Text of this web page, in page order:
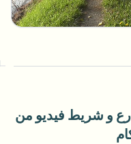
تبديل الوجه - فيديو
طمس فيديوهات بالجملة
طمس الوجه بالجملة
خطوط أنابيب عالية الإنتاجية
والمهام وخطافات الويب
و شريط فيديو من